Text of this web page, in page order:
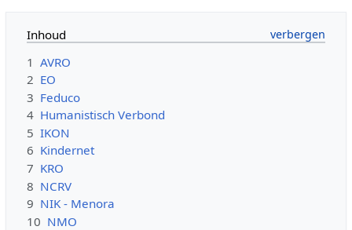
Inhoud
1 AVRO
2 EO
3 Feduco
4 Humanistisch Verbond
5 IKON
6 Kindernet
7 KRO
8 NCRV
9 NIK - Menora
10 NMO